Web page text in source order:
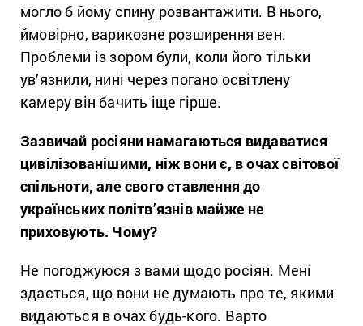
могло б йому спину розвантажити. В нього,
ймовірно, варикозне розширення вен.
Проблеми із зором були, коли його тільки
ув’язнили, нині через погано освітлену
камеру він бачить іще гірше.
Зазвичай росіяни намагаються видаватися
цивілізованішими, ніж вони є, в очах світової
спільноти, але свого ставлення до
українських політв’язнів майже не
приховують. Чому?
Не погоджуюся з вами щодо росіян. Мені
здається, що вони не думають про те, якими
видаються в очах будь-кого. Варто